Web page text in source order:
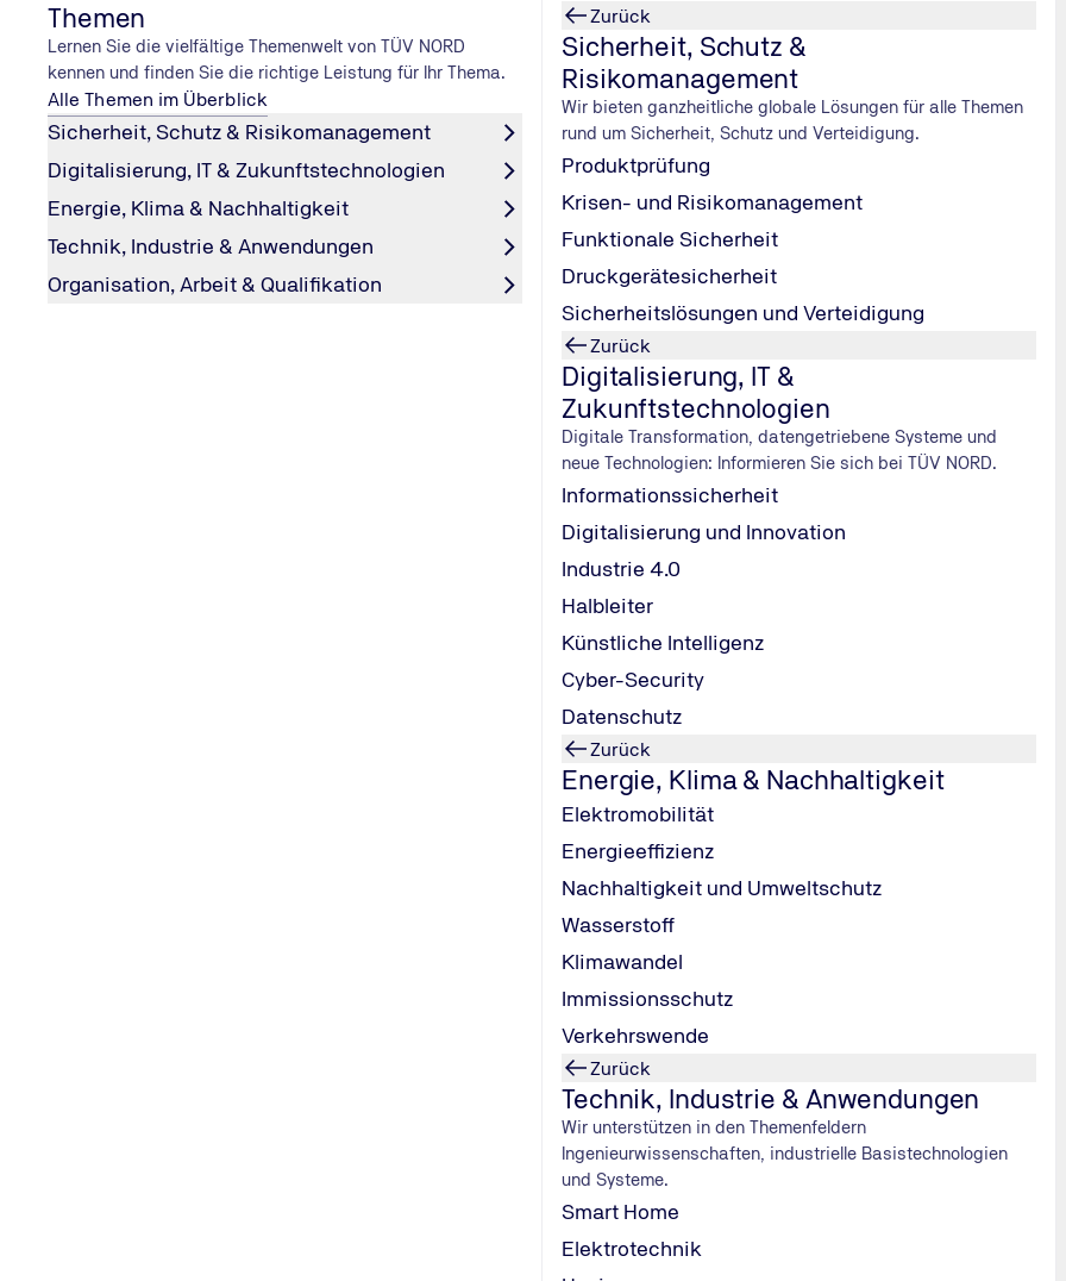
Themen
Lernen Sie die vielfältige Themenwelt von TÜV NORD
kennen und finden Sie die richtige Leistung für Ihr Thema.
Alle Themen im Überblick
Sicherheit, Schutz & Risikomanagement
Digitalisierung, IT & Zukunftstechnologien
Energie, Klima & Nachhaltigkeit
Technik, Industrie & Anwendungen
Organisation, Arbeit & Qualifikation
Zurück
Sicherheit, Schutz &
Risikomanagement
Wir bieten ganzheitliche globale Lösungen für alle Themen
rund um Sicherheit, Schutz und Verteidigung.
Produktprüfung
Krisen- und Risikomanagement
Funktionale Sicherheit
Druckgerätesicherheit
Sicherheitslösungen und Verteidigung
Zurück
Digitalisierung, IT &
Zukunftstechnologien
Digitale Transformation, datengetriebene Systeme und
neue Technologien: Informieren Sie sich bei TÜV NORD.
Informationssicherheit
Digitalisierung und Innovation
Industrie 4.0
Halbleiter
Künstliche Intelligenz
Cyber-Security
Datenschutz
Zurück
Energie, Klima & Nachhaltigkeit
Elektromobilität
Energieeffizienz
Nachhaltigkeit und Umweltschutz
Wasserstoff
Klimawandel
Immissionsschutz
Verkehrswende
Zurück
Technik, Industrie & Anwendungen
Wir unterstützen in den Themenfeldern
Ingenieurwissenschaften, industrielle Basistechnologien
und Systeme.
Smart Home
Elektrotechnik
14.05.25
Wie prüft ein Hardware-Labor IT-Chips auf Sicherheit?
Informationstechnologie (IT) Podcast #explore